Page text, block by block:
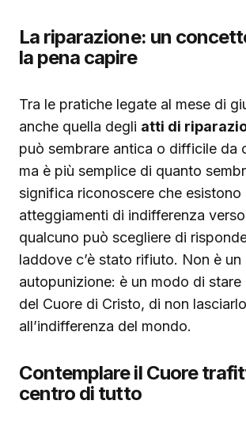
La riparazione: un
la pena capire
Tra le pratiche legate al mese di
anche quella degli atti di
può sembrare antica o difficile da
ma è più semplice di quanto
significa riconoscere che esistono
atteggiamenti di indifferenza
qualcuno può scegliere di
laddove c’è stato rifiuto. Non è un
autopunizione: è un modo di stare
del Cuore di Cristo, di non
all’indifferenza del mondo.
Contemplare il Cuore
centro di tutto